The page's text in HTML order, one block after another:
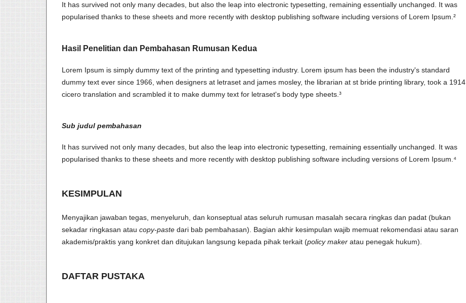
It has survived not only many decades, but also the leap into electronic typesetting, remaining essentially unchanged. It was
popularised thanks to these sheets and more recently with desktop publishing software including versions of Lorem Ipsum.²
Hasil Penelitian dan Pembahasan Rumusan Kedua
Lorem Ipsum is simply dummy text of the printing and typesetting industry. Lorem ipsum has been the industry's standard
dummy text ever since 1966, when designers at letraset and james mosley, the librarian at st bride printing library, took a 1914
cicero translation and scrambled it to make dummy text for letraset's body type sheets.³
Sub judul pembahasan
It has survived not only many decades, but also the leap into electronic typesetting, remaining essentially unchanged. It was
popularised thanks to these sheets and more recently with desktop publishing software including versions of Lorem Ipsum.⁴
KESIMPULAN
Menyajikan jawaban tegas, menyeluruh, dan konseptual atas seluruh rumusan masalah secara ringkas dan padat (bukan
sekadar ringkasan atau copy-paste dari bab pembahasan). Bagian akhir kesimpulan wajib memuat rekomendasi atau saran
akademis/praktis yang konkret dan ditujukan langsung kepada pihak terkait (policy maker atau penegak hukum).
DAFTAR PUSTAKA